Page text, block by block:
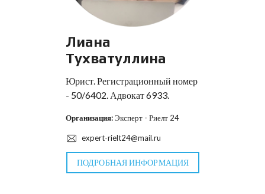
Лиана
Тухватуллина
Юрист. Регистрационный номер
- 50/6402. Адвокат 6933.
Организация:Эксперт - Риелт 24
expert-rielt24@mail.ru
ПОДРОБНАЯ ИНФОРМАЦИЯ